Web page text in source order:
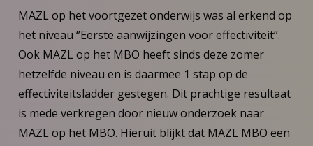
MAZL op het voortgezet onderwijs was al erkend op
het niveau ‘’Eerste aanwijzingen voor effectiviteit’’.
Ook MAZL op het MBO heeft sinds deze zomer
hetzelfde niveau en is daarmee 1 stap op de
effectiviteitsladder gestegen. Dit prachtige resultaat
is mede verkregen door nieuw onderzoek naar
MAZL op het MBO. Hieruit blijkt dat MAZL MBO een